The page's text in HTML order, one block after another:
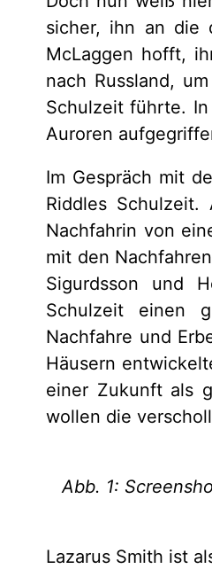
sicher, ihn an die
McLaggen hofft,
nach Russland,
Schulzeit führte.
Auroren
Im Gespräch mit
Riddles
Nachfahrin von
mit den
Sigurdsson und
Schulzeit einen
Nachfahre und
Häusern
einer Zukunft als
wollen die
Abb. 1:
Lazarus Smith ist